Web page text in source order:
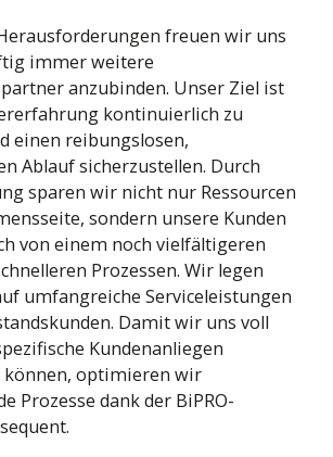
freuen wir uns
immer weitere
anzubinden. Unser Ziel ist
kontinuierlich zu
einen reibungslosen,
Ablauf sicherzustellen. Durch
sparen wir nicht nur Ressourcen
sondern unsere Kunden
von einem noch vielfältigeren
Prozessen. Wir legen
umfangreiche Serviceleistungen
Damit wir uns voll
Kundenanliegen
optimieren wir
Prozesse dank der BiPRO-